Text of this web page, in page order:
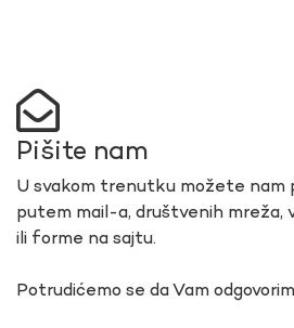
Pišite nam
U svakom trenutku možete nam
putem mail-a, društvenih
ili forme na sajtu.
Potrudićemo se da Vam